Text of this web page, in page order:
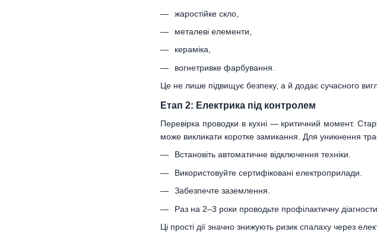
жаростійке скло,
металеві елементи,
кераміка,
вогнетривке фарбування.
Це не лише підвищує безпеку, а й додає сучасного
Етап 2: Електрика під контролем
Перевірка проводки в кухні — критичний момент.
може викликати коротке замикання. Для уникнення
Встановіть автоматичне відключення техніки.
Використовуйте сертифіковані електроприлади.
Забезпечте заземлення.
Раз на 2–3 роки проводьте профілактичну
Ці прості дії значно знижують ризик спалаху через